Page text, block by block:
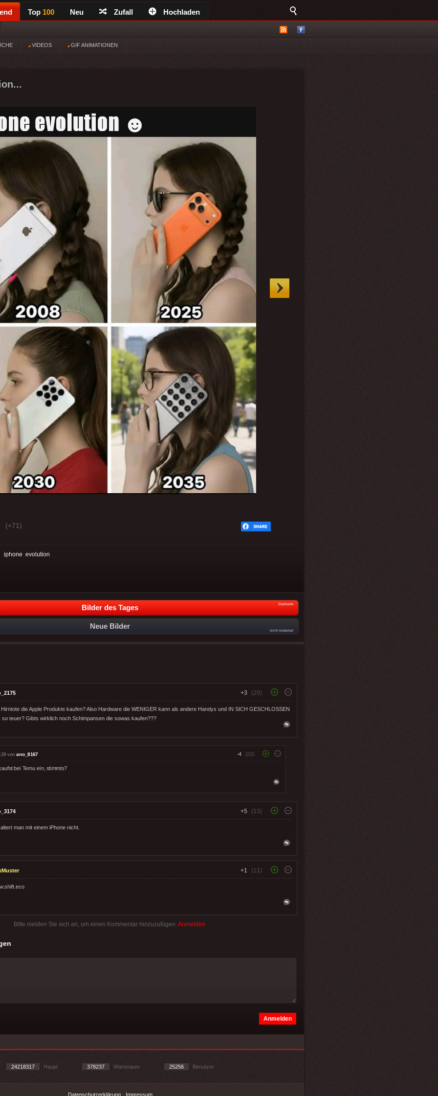
Top 100 Neu Zufall Hochladen
VIDEOS GIF ANIMATIONEN
(+71)
iphone evolution
Bilder des Tages Startseite
Neue Bilder
nicht moderiert
+3 (29)
die Apple Produkte kaufen? Also Hardware die WENIGER kann als andere Handys und IN SICH GESCHLOSSEN
so teuer? Gibts wirklich noch Schimpansen die sowas kaufen???
vonano_8167 -4 (20)
bei Temu ein, stimmts?
+5 (13)
man mit einem iPhone nicht.
+1 (11)
Bitte melden Sie sich an, um einen Kommentar hinzuzufügen. Anmelden
24218317 Haupt 378237 Warteraum 25256 Benutzer
Datenschutzerklärung- Impressum